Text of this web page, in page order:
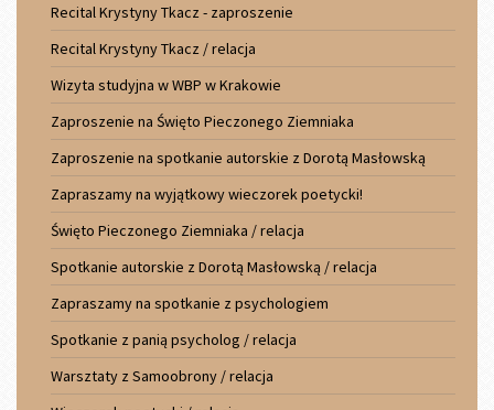
Recital Krystyny Tkacz - zaproszenie
Recital Krystyny Tkacz / relacja
Wizyta studyjna w WBP w Krakowie
Zaproszenie na Święto Pieczonego Ziemniaka
Zaproszenie na spotkanie autorskie z Dorotą Masłowską
Zapraszamy na wyjątkowy wieczorek poetycki!
Święto Pieczonego Ziemniaka / relacja
Spotkanie autorskie z Dorotą Masłowską / relacja
Zapraszamy na spotkanie z psychologiem
Spotkanie z panią psycholog / relacja
Warsztaty z Samoobrony / relacja